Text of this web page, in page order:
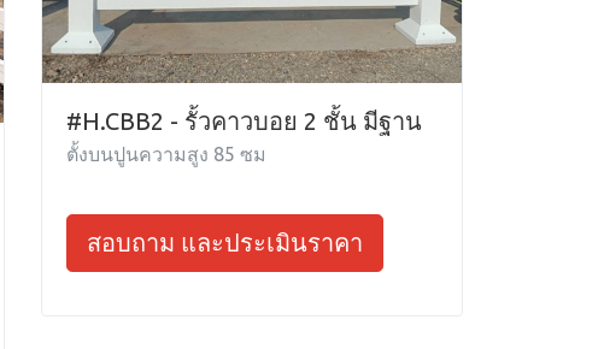
#H.CBB2 - รั้วคาวบอย 2 ชั้น มีฐาน
ตั้งบนปูนความสูง 85 ซม
สอบถาม และประเมินราคา